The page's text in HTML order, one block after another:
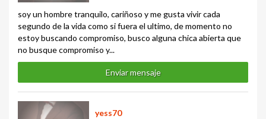
soy un hombre tranquilo, cariñoso y me gusta vivir cada
segundo de la vida como si fuera el ultimo, de momento no
estoy buscando compromiso, busco alguna chica abierta que
no busque compromiso y...
Enviar mensaje
yess70